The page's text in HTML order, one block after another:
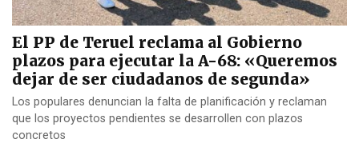
El PP de Teruel reclama al Gobierno
plazos para ejecutar la A-68: «Queremos
dejar de ser ciudadanos de segunda»
Los populares denuncian la falta de planificación y reclaman
que los proyectos pendientes se desarrollen con plazos
concretos